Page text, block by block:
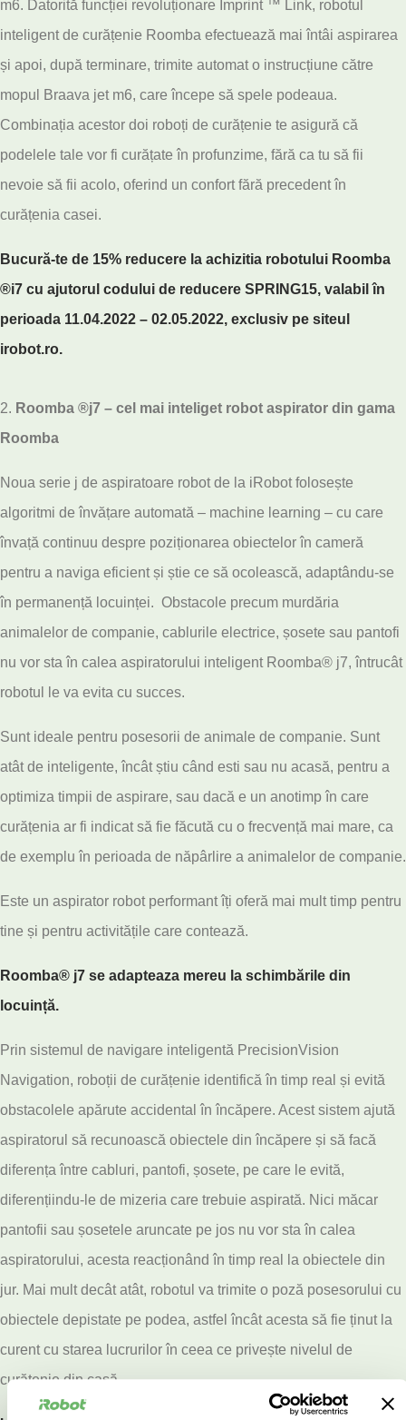
m6. Datorită funcției revoluționare Imprint ™ Link, robotul
inteligent de curățenie Roomba efectuează mai întâi aspirarea
și apoi, după terminare, trimite automat o instrucțiune către
mopul Braava jet m6, care începe să spele podeaua.
Combinația acestor doi roboți de curățenie te asigură că
podelele tale vor fi curățate în profunzime, fără ca tu să fii
nevoie să fii acolo, oferind un confort fără precedent în
curățenia casei.
Bucură-te de 15% reducere la achizitia robotului Roomba
®i7 cu ajutorul codului de reducere SPRING15, valabil în
perioada 11.04.2022 – 02.05.2022, exclusiv pe siteul
irobot.ro.
Roomba ®️j7 – cel mai inteliget robot aspirator din gama
Roomba
Noua serie j de aspiratoare robot de la iRobot folosește
algoritmi de învățare automată – machine learning – cu care
învață continuu despre poziționarea obiectelor în cameră
pentru a naviga eficient și știe ce să ocolească, adaptându-se
în permanență locuinței. Obstacole precum murdăria
animalelor de companie, cablurile electrice, șosete sau pantofi
nu vor sta în calea aspiratorului inteligent Roomba® j7, întrucât
robotul le va evita cu succes.
Sunt ideale pentru posesorii de animale de companie. Sunt
atât de inteligente, încât știu când esti sau nu acasă, pentru a
optimiza timpii de aspirare, sau dacă e un anotimp în care
curățenia ar fi indicat să fie făcută cu o frecvență mai mare, ca
de exemplu în perioada de năpârlire a animalelor de companie.
Este un aspirator robot performant îți oferă mai mult timp pentru
tine și pentru activitățile care contează.
Roomba® j7 se adapteaza mereu la schimbările din
locuință.
Prin sistemul de navigare inteligentă PrecisionVision
Navigation, roboții de curățenie identifică în timp real și evită
obstacolele apărute accidental în încăpere. Acest sistem ajută
aspiratorul să recunoască obiectele din încăpere și să facă
diferența între cabluri, pantofi, șosete, pe care le evită,
diferențiindu-le de mizeria care trebuie aspirată. Nici măcar
pantofii sau șosetele aruncate pe jos nu vor sta în calea
aspiratorului, acesta reacționând în timp real la obiectele din
jur. Mai mult decât atât, robotul va trimite o poză posesorului cu
obiectele depistate pe podea, astfel încât acesta să fie ținut la
curent cu starea lucrurilor în ceea ce privește nivelul de
curățenie din casă.